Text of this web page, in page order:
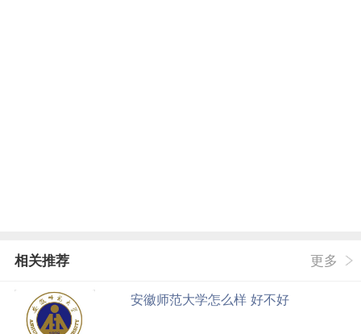
相关推荐 更多
安徽师范大学怎么样 好不好